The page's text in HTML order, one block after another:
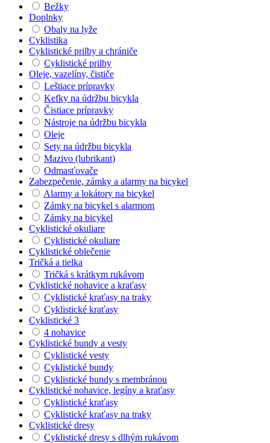
Bežky
Doplnky
Obaly na lyže
Cyklistika
Cyklistické prilby a chrániče
Cyklistické prilby
Oleje, vazelíny, čističe
Leštiace prípravky
Kefky na údržbu bicykla
Čistiace prípravky
Nástroje na údržbu bicykla
Oleje
Sety na údržbu bicykla
Mazivo (lubrikant)
Odmasťovače
Zabezpečenie, zámky a alarmy na bicykel
Alarmy a lokátory na bicykel
Zámky na bicykel s alarmom
Zámky na bicykel
Cyklistické okuliare
Cyklistické okuliare
Cyklistické oblečenie
Tričká a tielka
Tričká s krátkym rukávom
Cyklistické nohavice a kraťasy
Cyklistické kraťasy na traky
Cyklistické kraťasy
Cyklistické 3
4 nohavice
Cyklistické bundy a vesty
Cyklistické vesty
Cyklistické bundy
Cyklistické bundy s membránou
Cyklistické nohavice, legíny a kraťasy
Cyklistické kraťasy
Cyklistické kraťasy na traky
Cyklistické dresy
Cyklistické dresy s dlhým rukávom